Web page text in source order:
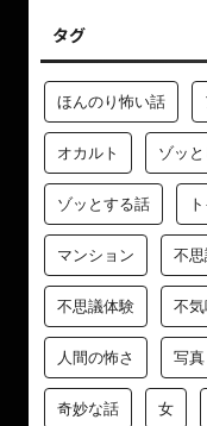
タグ
ほんのり怖い話
オカルト ゾッ
ゾッとする話
マンション 不
不思議体験 不
人間の怖さ 写真
奇妙な話 女